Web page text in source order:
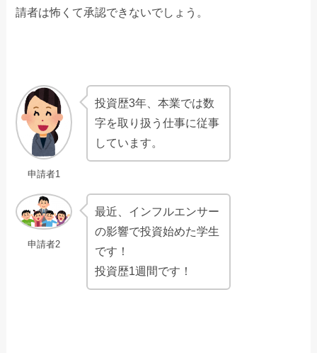
請者は怖くて承認できないでしょう。
申請者1
投資歴3年、本業では数
字を取り扱う仕事に従事
しています。
申請者2
最近、インフルエンサー
の影響で投資始めた学生
です！
投資歴1週間です！